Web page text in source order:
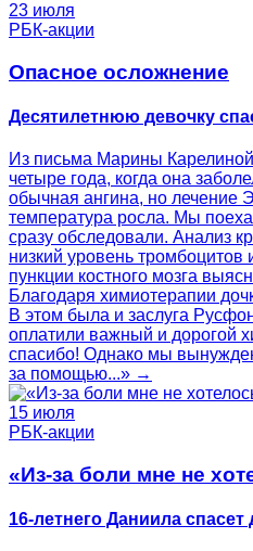
23 июля
РБК-акции
Опасное осложнение
Десятилетнюю девочку
Из письма Марины
четыре года, когда она
обычная ангина, но лечение
температура росла. Мы
сразу обследовали. Анализ
низкий уровень тромбоцитов
пункции костного мозга
Благодаря химиотерапии
В этом была и заслуга
оплатили важный и дорогой
спасибо! Однако мы
за помощью...» →
15 июля
РБК-акции
«Из-за боли мне не
16-летнего Даниила спасет